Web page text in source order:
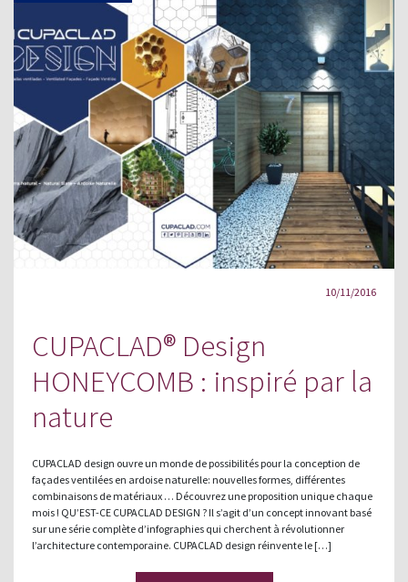
10/11/2016
CUPACLAD® Design
HONEYCOMB : inspiré par la
nature
CUPACLAD design ouvre un monde de possibilités pour la conception de
façades ventilées en ardoise naturelle: nouvelles formes, différentes
combinaisons de matériaux … Découvrez une proposition unique chaque
mois ! QU’EST-CE CUPACLAD DESIGN ? Il s’agit d’un concept innovant basé
sur une série complète d’infographies qui cherchent à révolutionner
l’architecture contemporaine. CUPACLAD design réinvente le […]